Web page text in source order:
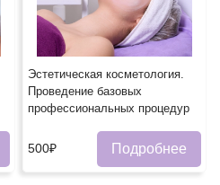
Эстетическая косметология.
Проведение базовых
профессиональных процедурㅤ
500₽ Подробнее